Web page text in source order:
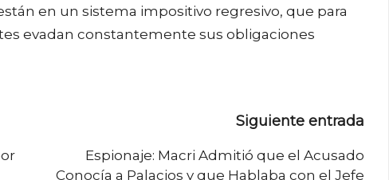
en un sistema impositivo regresivo, que para
evadan constantemente sus obligaciones
Siguiente entrada
Espionaje: Macri Admitió que el Acusado
Conocía a Palacios y que Hablaba con el Jefe